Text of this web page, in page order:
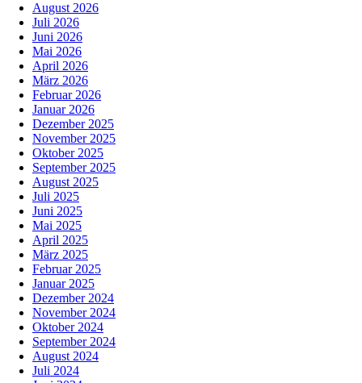
August 2026
Juli 2026
Juni 2026
Mai 2026
April 2026
März 2026
Februar 2026
Januar 2026
Dezember 2025
November 2025
Oktober 2025
September 2025
August 2025
Juli 2025
Juni 2025
Mai 2025
April 2025
März 2025
Februar 2025
Januar 2025
Dezember 2024
November 2024
Oktober 2024
September 2024
August 2024
Juli 2024